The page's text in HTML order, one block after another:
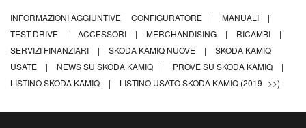
INFORMAZIONI AGGIUNTIVE CONFIGURATORE | MANUALI
|
TEST DRIVE
| ACCESSORI | MERCHANDISING | RICAMBI
|
SERVIZI FINANZIARI
| SKODA KAMIQ NUOVE |
SKODA KAMIQ
USATE
| NEWS SU SKODA KAMIQ | PROVE SU SKODA KAMIQ
|
LISTINO SKODA KAMIQ
| LISTINO USATO SKODA KAMIQ (2019-->>)